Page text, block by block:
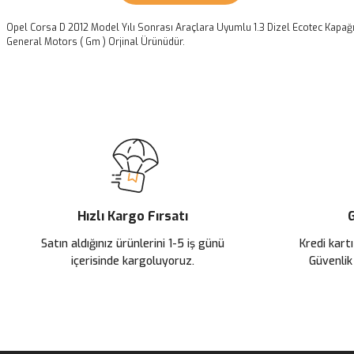
Opel Corsa D 2012 Model Yılı Sonrası Araçlara Uyumlu 1.3 Dizel Ecotec Kapağı
General Motors ( Gm ) Orjinal Ürünüdür.
Ürün açıklamasında eksik bilgiler bulunuyor.
Ürün bilgilerinde hatalar bulunuyor.
Ürün fiyatı diğer sitelerden daha pahalı.
Bu ürüne benzer farklı alternatifler olmalı.
Hızlı Kargo Fırsatı
Satın aldığınız ürünlerini 1-5 iş günü
içerisinde kargoluyoruz.
Kredi